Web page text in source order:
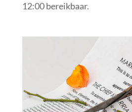
12:00 bereikbaar.